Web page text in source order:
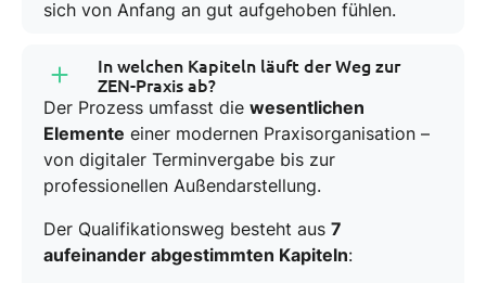
sich von Anfang an gut aufgehoben fühlen.
In welchen Kapiteln läuft der Weg zur
ZEN-Praxis ab?
Der Prozess umfasst die wesentlichen
Elemente einer modernen Praxisorganisation –
von digitaler Terminvergabe bis zur
professionellen Außendarstellung.
Der Qualifikationsweg besteht aus 7
aufeinander abgestimmten Kapiteln: